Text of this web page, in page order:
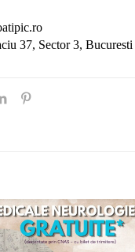
37, Sector 3, Bucuresti